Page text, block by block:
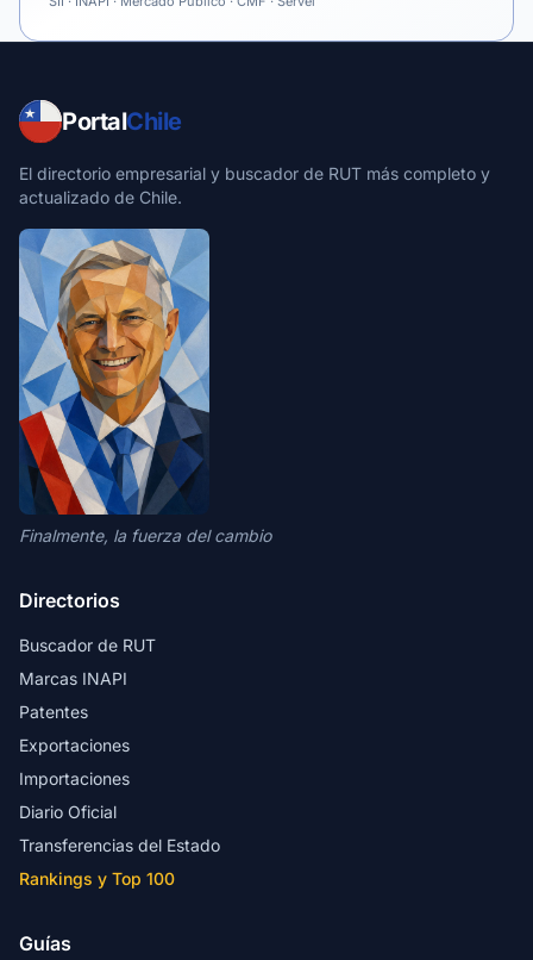
PortalChile
El directorio empresarial y buscador de RUT más completo y
actualizado de Chile.
Finalmente, la fuerza del cambio
Directorios
Buscador de RUT
Marcas INAPI
Patentes
Exportaciones
Importaciones
Diario Oficial
Transferencias del Estado
Rankings y Top 100
Guías